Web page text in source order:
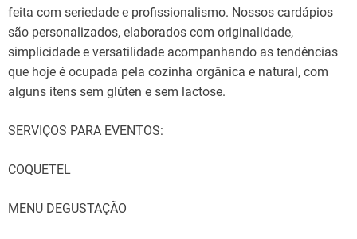
feita com seriedade e profissionalismo. Nossos cardápios
são personalizados, elaborados com originalidade,
simplicidade e versatilidade acompanhando as tendências
que hoje é ocupada pela cozinha orgânica e natural, com
alguns itens sem glúten e sem lactose.
SERVIÇOS PARA EVENTOS:
COQUETEL
MENU DEGUSTAÇÃO